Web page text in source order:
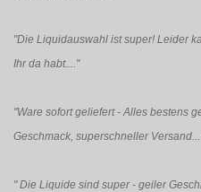
"Die Liquidauswahl ist super! Leider
Ihr da habt...."
"Ware sofort geliefert - Alles bestens
Geschmack, superschneller
"Die Liquide sind super - geiler